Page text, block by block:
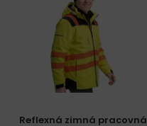
Reflexná zimná pracovná